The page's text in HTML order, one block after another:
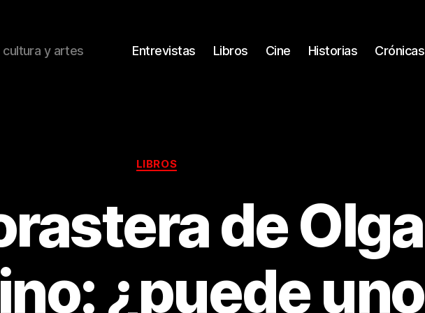
cultura y artes Entrevistas Libros Cine Historias Crónicas
Categorías
LIBROS
de Olga
¿puede uno